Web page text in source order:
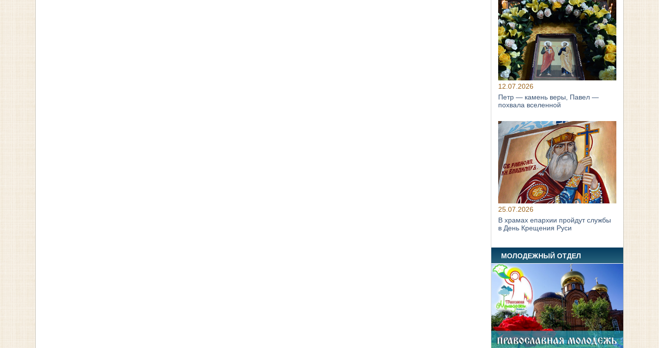
12.07.2026
Петр — камень веры, Павел —
похвала вселенной
25.07.2026
В храмах епархии пройдут службы
в День Крещения Руси
МОЛОДЕЖНЫЙ ОТДЕЛ